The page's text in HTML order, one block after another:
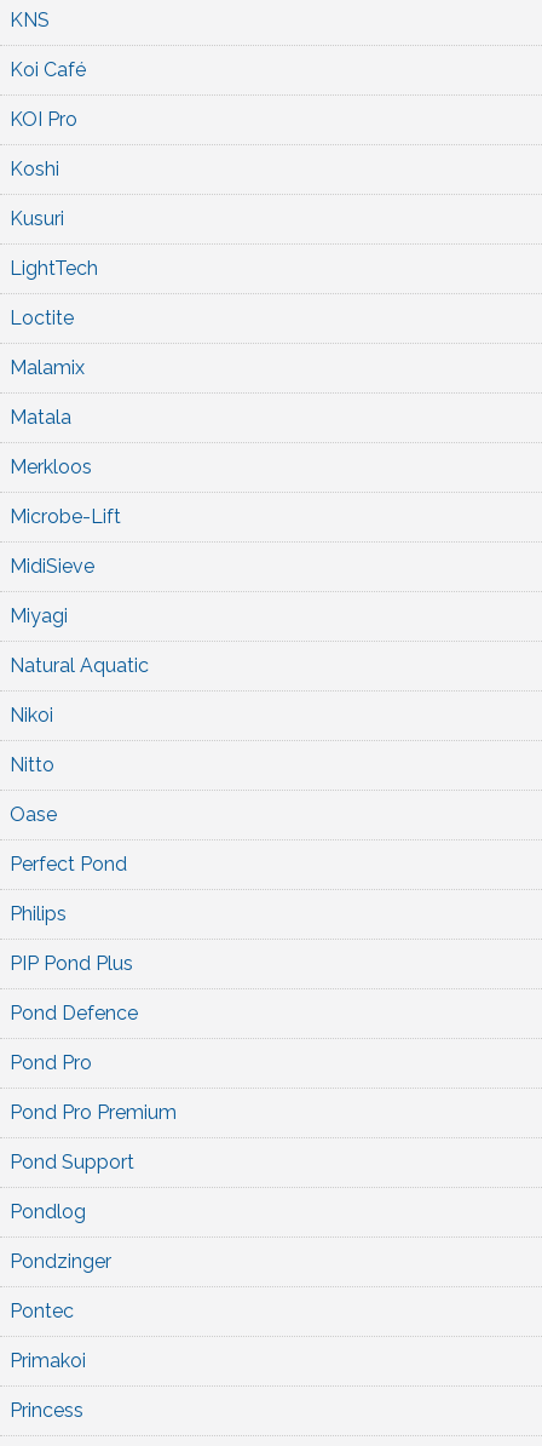
KNS
Koi Café
KOI Pro
Koshi
Kusuri
LightTech
Loctite
Malamix
Matala
Merkloos
Microbe-Lift
MidiSieve
Miyagi
Natural Aquatic
Nikoi
Nitto
Oase
Perfect Pond
Philips
PIP Pond Plus
Pond Defence
Pond Pro
Pond Pro Premium
Pond Support
Pondlog
Pondzinger
Pontec
Primakoi
Princess